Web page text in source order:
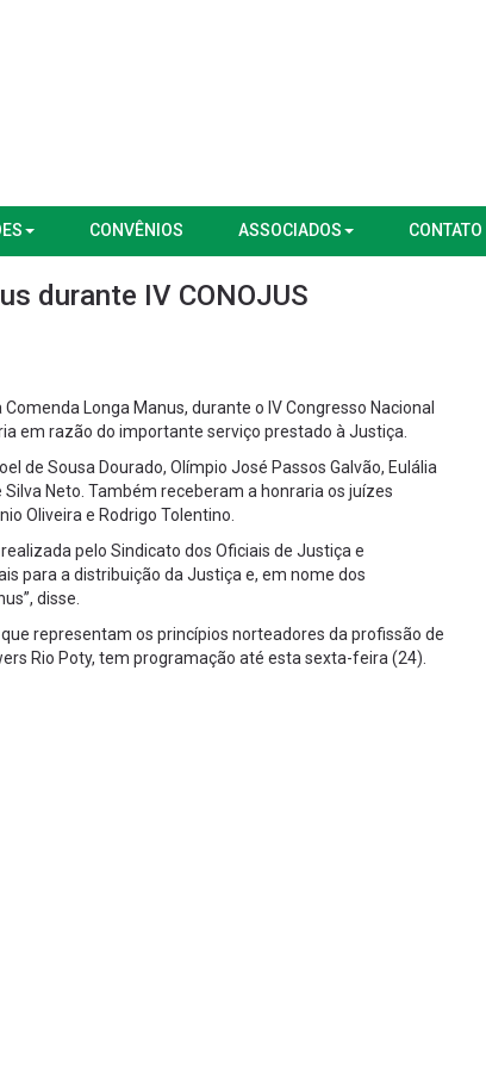
CONVÊNIOS ASSOCIADOS CONTATO
durante IV CONOJUS
Longa Manus, durante o IV Congresso Nacional
em razão do importante serviço prestado à Justiça.
de Sousa Dourado, Olímpio José Passos Galvão, Eulália
Neto. Também receberam a honraria os juízes
Oliveira e Rodrigo Tolentino.
pelo Sindicato dos Oficiais de Justiça e
para a distribuição da Justiça e, em nome dos
disse.
representam os princípios norteadores da profissão de
Rio Poty, tem programação até esta sexta-feira (24).